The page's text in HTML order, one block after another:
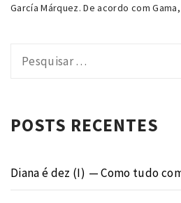
García Márquez. De acordo com
POSTS RECENTES
Diana é dez (I) — Como tudo